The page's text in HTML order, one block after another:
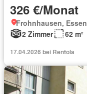
326 €/Monat
Frohnhausen, Essen
2 Zimmer
62 m²
17.04.2026 bei Rentola